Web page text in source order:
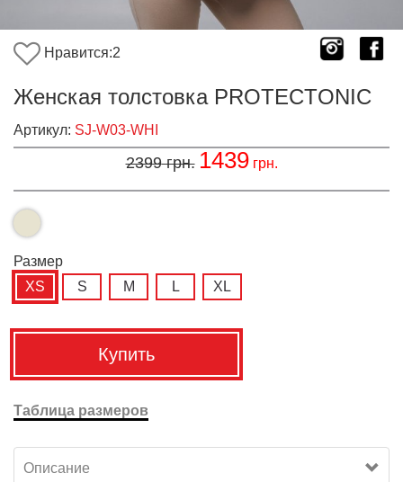
Нравится:2
Женская толстовка PROTECTONIC
Артикул: SJ-W03-WHI
2399грн. 1439грн.
Размер
XS
S M L XL
Купить
Таблица размеров
Описание